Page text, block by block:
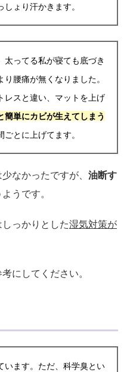
ょり汗かきます。
太ってる私が寝ても底づき
腰痛が無くなりました。
レスと違い、マットを上げ
簡単にカビが生えてしまう
とに上げてます。
なかったですが、 油断す
ようです。
っかりとした湿気対策が
考にしてください。
います。ただ、科学臭とい